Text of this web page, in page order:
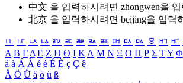
中文 을 입력하시려면 zhongwen을
北京 을 입력하시려면 beijing을 입력
ㅥ ㅦ ㅧ ㅨ ㅩ ㅪ ㅫ ㅬ ㅭ ㅮ ㅯ ㅰ ㅱ ㅲ ㅳ
Α Β ΓΔ Ε Ζ Η Θ Ι ΚΛ Μ Ν Ξ Ο Π Ρ Σ ΤΥ Φ
á à Á À é è É È ç Ç ê
Ä Ö Ü ä ö ü ß